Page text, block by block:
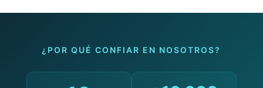
¿POR QUÉ CONFIAR EN NOSOTROS?